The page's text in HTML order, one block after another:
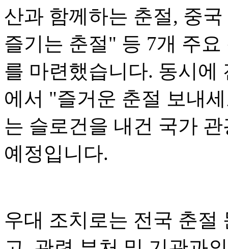
산과 함께하는 춘절, 중
즐기는 춘절" 등 7개 주
를 마련했습니다. 동시에
에서 "즐거운 춘절 보내
는 슬로건을 내건 국가
예정입니다.
우대 조치로는 전국 춘절